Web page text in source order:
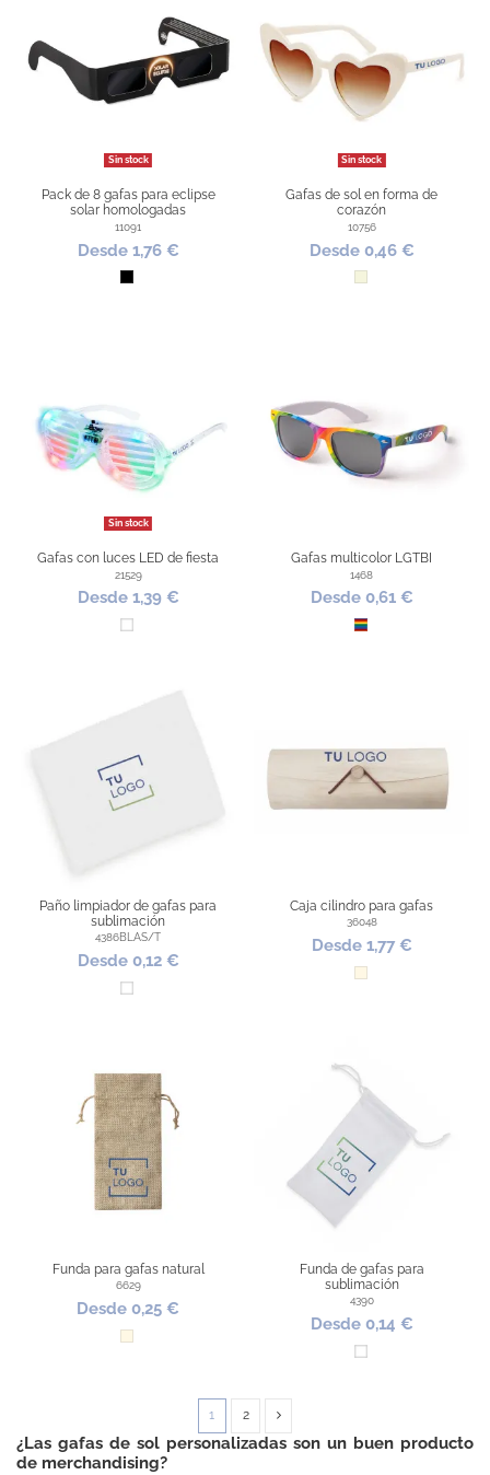
Sin stock
Pack de 8 gafas para eclipse
solar homologadas
11091
Desde 1,76 €
Negro
Sin stock
Gafas de sol en forma de
corazón
10756
Desde 0,46 €
Beige
Sin stock
Gafas con luces LED de fiesta
21529
Desde 1,39 €
Blanco
Gafas multicolor LGTBI
1468
Desde 0,61 €
LGTBIQ+
Paño limpiador de gafas para
sublimación
4386BLAS/T
Desde 0,12 €
Blanco
Caja cilindro para gafas
36048
Desde 1,77 €
Natural
Funda para gafas natural
6629
Desde 0,25 €
Natural
Funda de gafas para
sublimación
4390
Desde 0,14 €
Blanco
1 2
¿Las gafas de sol personalizadas son un buen producto
de merchandising?